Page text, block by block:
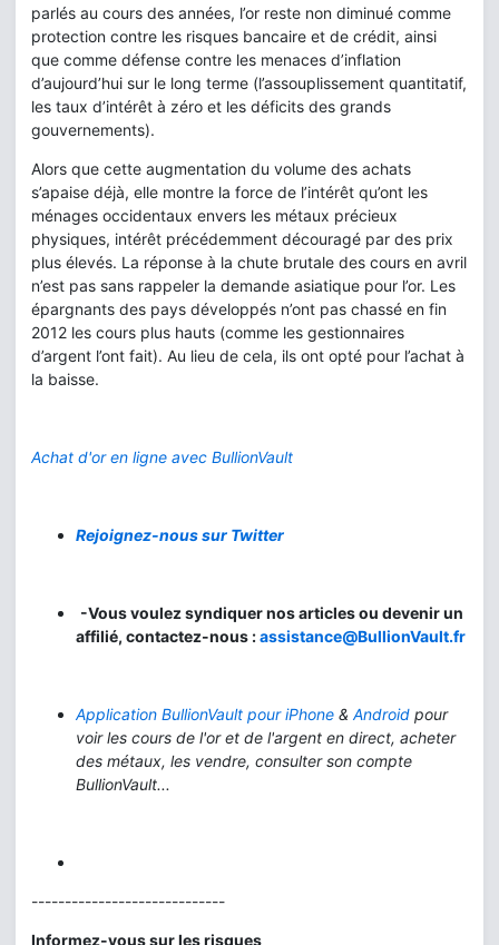
parlés au cours des années, l’or reste non diminué comme
protection contre les risques bancaire et de crédit, ainsi
que comme défense contre les menaces d’inflation
d’aujourd’hui sur le long terme (l’assouplissement quantitatif,
les taux d’intérêt à zéro et les déficits des grands
gouvernements).
Alors que cette augmentation du volume des achats
s’apaise déjà, elle montre la force de l’intérêt qu’ont les
ménages occidentaux envers les métaux précieux
physiques, intérêt précédemment découragé par des prix
plus élevés. La réponse à la chute brutale des cours en avril
n’est pas sans rappeler la demande asiatique pour l’or. Les
épargnants des pays développés n’ont pas chassé en fin
2012 les cours plus hauts (comme les gestionnaires
d’argent l’ont fait). Au lieu de cela, ils ont opté pour l’achat à
la baisse.
Achat d'or en ligne avec BullionVault
Rejoignez-nous sur Twitter
-Vous voulez syndiquer nos articles ou devenir un
affilié, contactez-nous :assistance@BullionVault.fr
Application BullionVault pour iPhone & Android pour
voir les cours de l'or et de l'argent en direct, acheter
des métaux, les vendre, consulter son compte
BullionVault...
-----------------------------
Informez-vous sur les risques